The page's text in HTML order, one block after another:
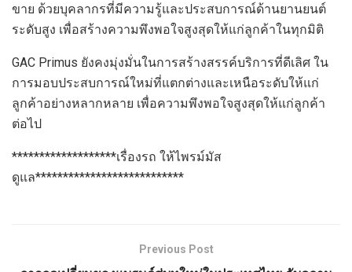
ขาย ด้วยบุคลากรที่มีความรู้และประสบการณ์ด้านยานยนต์
ระดับสูง เพื่อสร้างความพึงพอใจสูงสุดให้แก่ลูกค้าในทุกมิติ
GAC Primus ยังคงมุ่งมั่นในการสร้างสรรค์บริการที่ดีเลิศ ใน
การมอบประสบการณ์ใหม่ที่แตกต่างและเหนือระดับให้แก่
ลูกค้าอย่างหลากหลาย เพื่อความพึงพอใจสูงสุดให้แก่ลูกค้า
ต่อไป
*******************เรื่องรถ ให้ไพรม์มัส
ดูแล***************************
Previous Post